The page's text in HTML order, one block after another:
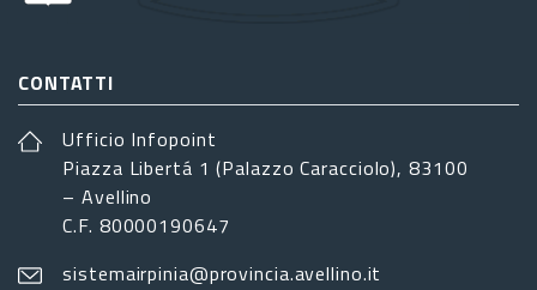
CONTATTI
Ufficio Infopoint
Piazza Libertá 1 (Palazzo Caracciolo), 83100
– Avellino
C.F. 80000190647
sistemairpinia@provincia.avellino.it